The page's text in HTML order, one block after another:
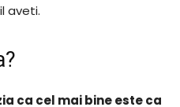
aveti.
ca cel mai bine este ca